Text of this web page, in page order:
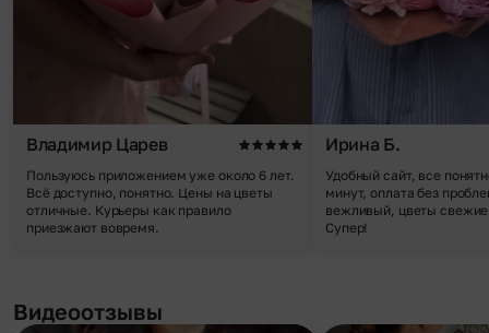
Владимир Царев
Пользуюсь приложением уже около 6 лет.
Всё доступно, понятно. Цены на цветы
отличные. Курьеры как правило
приезжают вовремя.
Ирина Б.
Удобный сайт, все
минут, оплата без
вежливый, цветы
Супер!
Видеоотзывы